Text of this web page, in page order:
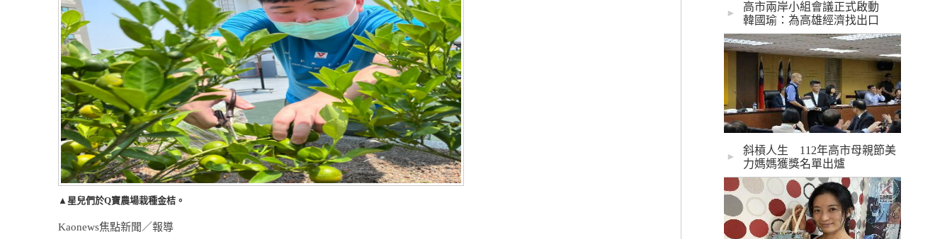
▲星兒們於Q寶農場栽種金桔。
Kaonews焦點新聞／報導
►
高市兩岸小組會議正式啟動
韓國瑜：為高雄經濟找出口
►
斜槓人生 112年高市母親節美
力媽媽獲獎名單出爐